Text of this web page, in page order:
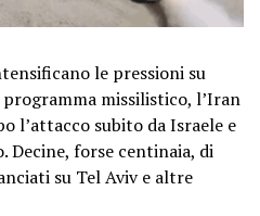
le pressioni su
missilistico, l’Iran
l’attacco subito da Israele e
Decine, forse centinaia, di
su Tel Aviv e altre